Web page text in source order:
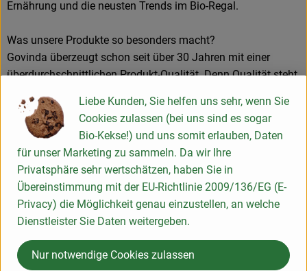
Ernährung und die neusten Trends im Bio-Regal.
Was unsere Produkte so besonders macht?
Govinda überzeugt schon seit über 30 Jahren mit einer
überdurchschnittlichen Produkt-Qualität. Denn Qualität steht
daher auch eine Schlüsselposition in unserem Unternehmen
ein. Unser erfahrenes Team führt intensive
Rohwarenkontrollen durch. Dies macht sich im Aussehen
(Farbe, Textur, etc.), der Reinheit und dem Geschmack
unserer Produkte bemerkbar. Vergleichsprodukte sind
oftmals günstiger, doch zahlt sich unsere Qualität immer
aus.
Dafür sind wir schon seit über 30 Jahre im Fachhandel
bekannt und haben uns als Premium Produkt Marke
Liebe Kunden, Sie helfen uns sehr, wenn Sie
Cookies zulassen (bei uns sind es sogar
Bio-Kekse!) und uns somit erlauben, Daten
für unser Marketing zu sammeln. Da wir Ihre
Privatsphäre sehr wertschätzen, haben Sie in
Übereinstimmung mit der EU-Richtlinie 2009/136/EG (E-
Privacy) die Möglichkeit genau einzustellen, an welche
Dienstleister Sie Daten weitergeben.
Nur notwendige Cookies zulassen